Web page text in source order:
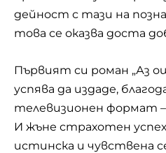
дейност с тази на
това се оказва доста
Първият си роман „Аз
успява да издаде,
телевизионен формат –
И жъне страхотен успех
истинска и чувствена